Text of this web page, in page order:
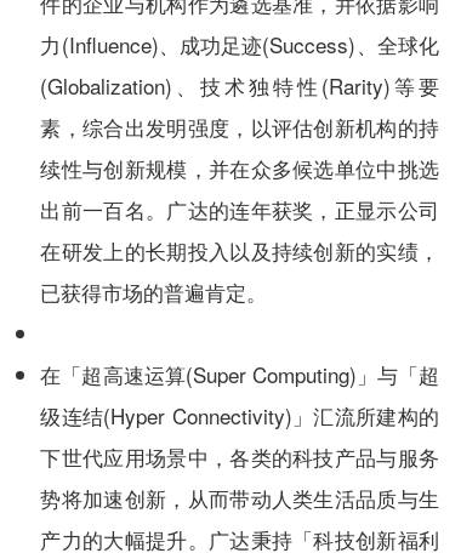
力(Influence)、成功足迹(Success)、全球化
(Globalization)、技术独特性(Rarity)等要
素，综合出发明强度，以评估创新机构的持
续性与创新规模，并在众多候选单位中挑选
出前一百名。广达的连年获奖，正显示公司
在研发上的长期投入以及持续创新的实绩，
已获得市场的普遍肯定。
在「超高速运算(Super Computing)」与「超
级连结(Hyper Connectivity)」汇流所建构的
下世代应用场景中，各类的科技产品与服务
势将加速创新，从而带动人类生活品质与生
产力的大幅提升。广达秉持「科技创新福利